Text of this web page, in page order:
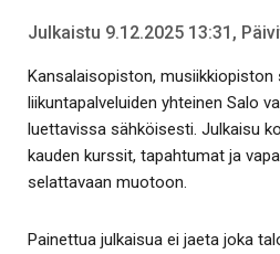
Julkaistu 9.12.2025 13:31,
Kansalaisopiston,
liikuntapalveluiden yhteinen Salo
luettavissa sähköisesti. Julkaisu
kauden kurssit, tapahtumat ja
selattavaan muotoon.
Painettua julkaisua ei jaeta joka